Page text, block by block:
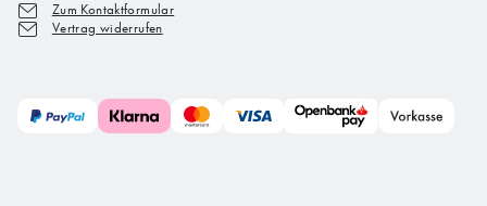
Zum Kontaktformular
Vertrag widerrufen